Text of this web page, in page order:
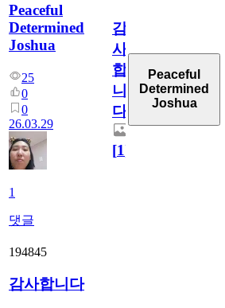
Peaceful
Determined
Joshua
25
0
0
26.03.29
1
댓글
감
사
합
니
다
[1]
Peaceful
Determined
Joshua
194845
감사합니다